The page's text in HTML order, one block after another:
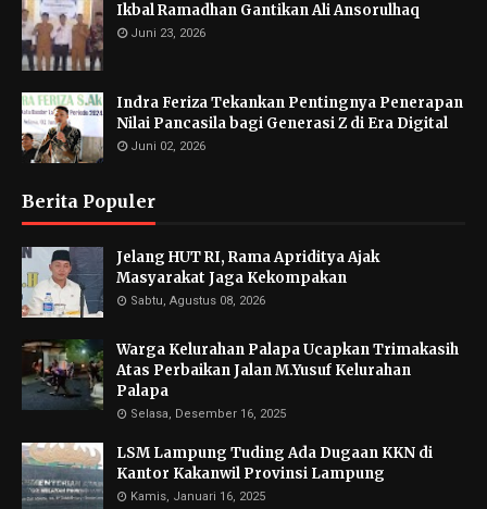
Ikbal Ramadhan Gantikan Ali Ansorulhaq
Juni 23, 2026
Indra Feriza Tekankan Pentingnya Penerapan
Nilai Pancasila bagi Generasi Z di Era Digital
Juni 02, 2026
Berita Populer
Jelang HUT RI, Rama Apriditya Ajak
Masyarakat Jaga Kekompakan
Sabtu, Agustus 08, 2026
Warga Kelurahan Palapa Ucapkan Trimakasih
Atas Perbaikan Jalan M.Yusuf Kelurahan
Palapa
Selasa, Desember 16, 2025
LSM Lampung Tuding Ada Dugaan KKN di
Kantor Kakanwil Provinsi Lampung
Kamis, Januari 16, 2025